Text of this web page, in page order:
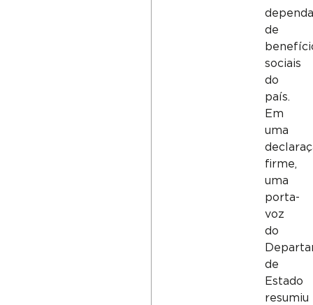
de
sociais
do
país.
Em
uma
firme,
uma
porta-
voz
do
de
Estado
resumiu